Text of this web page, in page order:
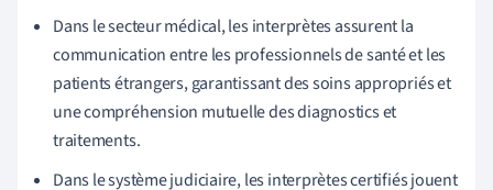
Dans le secteur médical, les interprètes assurent la
communication entre les professionnels de santé et les
patients étrangers, garantissant des soins appropriés et
une compréhension mutuelle des diagnostics et
traitements.
Dans le système judiciaire, les interprètes certifiés jouent